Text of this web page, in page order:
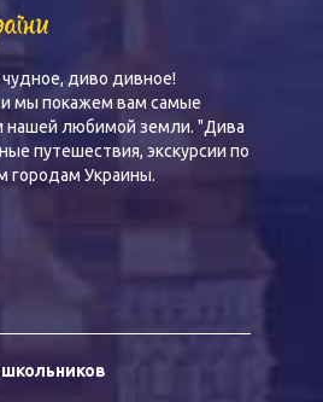
диво дивное!
мы покажем вам самые
нашей любимой земли. "Дива
путешествия, экскурсии по
городам Украины.